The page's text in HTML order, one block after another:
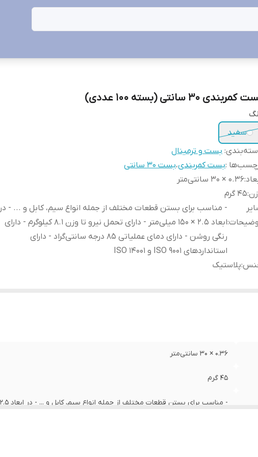
کمربندی 30 سانتی (بسته 100 عددی)
سفید
: بست و ترمینال
:بست کمربندی،بست 30 سانتی
:۰.36 × 30 سانتی‌متر
:45 گرم
:
- مناسب برای بستن قطعات مختلف از جمله انواع سیم، کابل و ... - در
ابعاد ۲.۵ × ۱۵۰ میلی‌متر - دارای تحمل نیرو تا وزن ۸.۱ کیلو‌گرم - دارای
رنگی روشن - دارای دمای عملیاتی ۸۵ درجه سانتی‌گراد - دارای
استاندارد‌های ISO ۹۰۰۱ و ISO ۱۴۰۰۱
:پلاستیک
۰.36 × 30 سانتی‌متر
45 گرم